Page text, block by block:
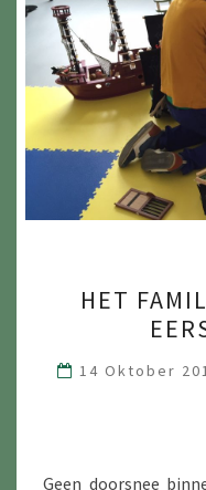
HET
14 Oktober
Geen doorsnee